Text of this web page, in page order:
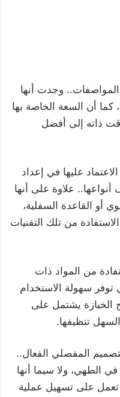
وجدت أنها
كما أن السعة الخاصة بها
الوقت ذاته إلى أفضل
عليها في إعداد
أنواعها.. علاوة على أنها
أو القاعدة السفلية،
من تلك التقنيات
من المواد ذات
توفر سهولة الاستخدام
يشتمل على
تنظيفها.
المفصلي الفعال..
الطهي، ولا سيما أنها
تعمل على تسهيل عملية